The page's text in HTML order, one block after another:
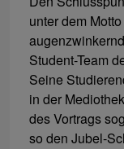
unter dem
Student-Team
Seine
in der
des Vortrags
so den Jubel-